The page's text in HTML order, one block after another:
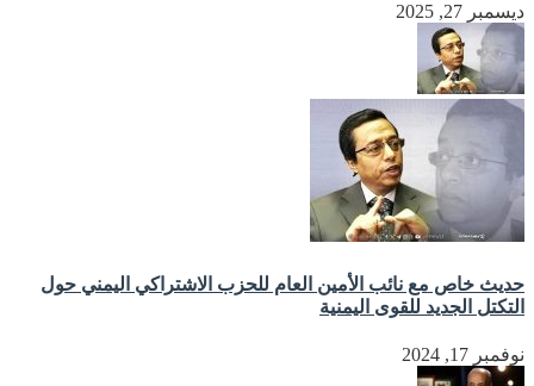
ديسمبر 27, 2025
حديث خاص مع نائب الأمين العام للحزب الاشتراكي اليمني حول
التكتل الجديد للقوى اليمنية
نوفمبر 17, 2024